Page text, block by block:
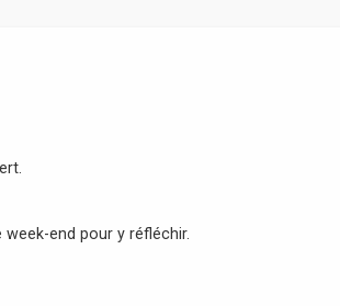
end pour y réfléchir.